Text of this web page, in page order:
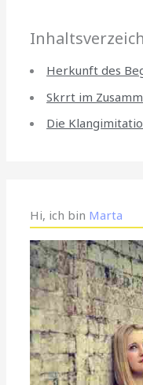
Herkunft des
Skrrt im
Die
Hi, ich bin Marta